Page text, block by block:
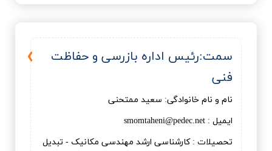
سمت:رئيس اداره بازرسی و حفاظت
فنی
نام و نام خانوادگی: سعيد ممتحنی
ایمیل : smomtaheni@pedec.net
تحصیلات : کارشناسی ارشد مهندسی مکانیک - تبدیل